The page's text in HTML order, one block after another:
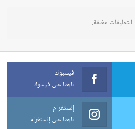
التعليقات مغلقة.
فيسبوك
تابعنا على فيسوك
إنستغرام
تابعنا على إنستغرام